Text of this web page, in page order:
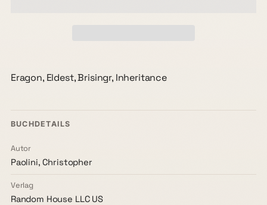
Eragon, Eldest, Brisingr, Inheritance
BUCHDETAILS
Autor
Paolini, Christopher
Verlag
Random House LLC US